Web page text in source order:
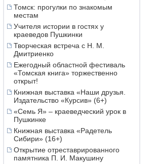
Томск: прогулки по знакомым
местам
Учителя истории в гостях у
краеведов Пушкинки
Творческая встреча с Н. М.
Дмитриенко
Ежегодный областной фестиваль
«Томская книга» торжественно
открыт!
Книжная выставка «Наши друзья.
Издательство «Курсив» (6+)
«Семь Я» – краеведческий урок в
Пушкинке
Книжная выставка «Радетель
Сибири» (16+)
Открытие отреставрированного
памятника П. И. Макушину